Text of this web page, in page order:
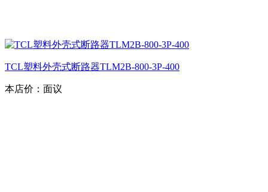
TCL塑料外壳式断路器TLM2B-800-3P-400
本店价： 面议